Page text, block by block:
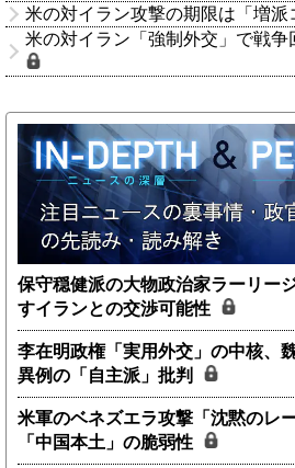
米の対イラン攻撃の期限は「増派
米の対イラン「強制外交」で戦
保守穏健派の大物政治家ラーリー
すイランとの交渉可能性
李在明政権「実用外交」の中核、
異例の「自主派」批判
米軍のベネズエラ攻撃「沈黙のレ
「中国本土」の脆弱性